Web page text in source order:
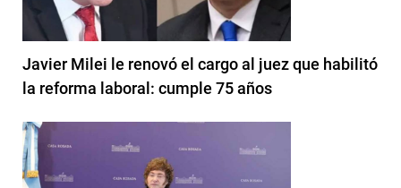
Javier Milei le renovó el cargo al juez que habilitó
la reforma laboral: cumple 75 años